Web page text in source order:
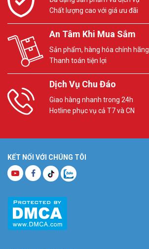
Chất lượng cao với giá ưu đãi
An Tâm Khi Mua Sắm
Sản phẩm, hàng hóa chính hãng
Thanh toán tiện lợi
Dịch Vụ Chu Đáo
Giao hàng nhanh trong 24h
Hotline phục vụ cả T7 và CN
KẾT NỐI VỚI CHÚNG TÔI